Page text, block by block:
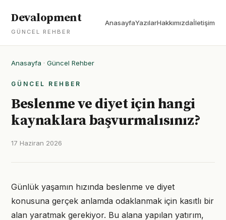
Devalopment
GÜNCEL REHBER
AnasayfaYazılarHakkımızdaİletişim
Anasayfa · Güncel Rehber
GÜNCEL REHBER
Beslenme ve diyet için hangi
kaynaklara başvurmalısınız?
17 Haziran 2026
Günlük yaşamın hızında beslenme ve diyet
konusuna gerçek anlamda odaklanmak için kasıtlı bir
alan yaratmak gerekiyor. Bu alana yapılan yatırım,